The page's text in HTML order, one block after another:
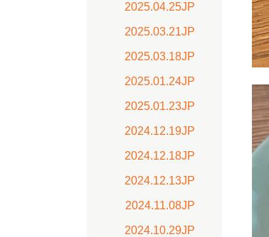
2025.04.25JP
2025.03.21JP
2025.03.18JP
2025.01.24JP
2025.01.23JP
2024.12.19JP
2024.12.18JP
2024.12.13JP
2024.11.08JP
2024.10.29JP